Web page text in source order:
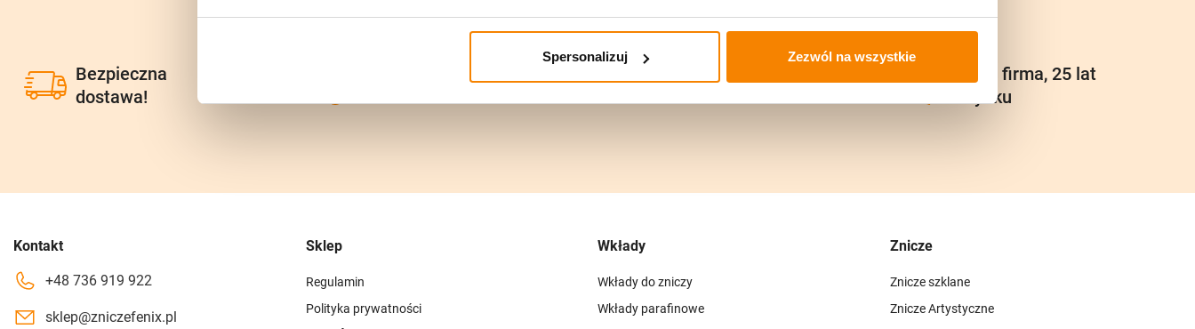
Spersonalizuj Zezwól na wszystkie
Bezpieczna
dostawa!
Zamów, a my wyślemy
Gwarancja zwrotu
Polska firma, 25 lat
na rynku
Kontakt
+48 736 919 922
sklep@zniczefenix.pl
Sklep
Regulamin
Polityka prywatności
Wkłady
Wkłady do zniczy
Wkłady parafinowe
Znicze
Znicze szklane
Znicze Artystyczne